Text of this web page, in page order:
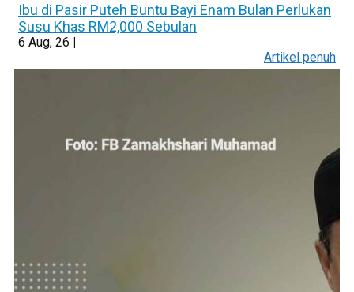
Ibu di Pasir Puteh Buntu Bayi Enam Bulan Perlukan
Susu Khas RM2,000 Sebulan
6 Aug, 26 |
Artikel penuh